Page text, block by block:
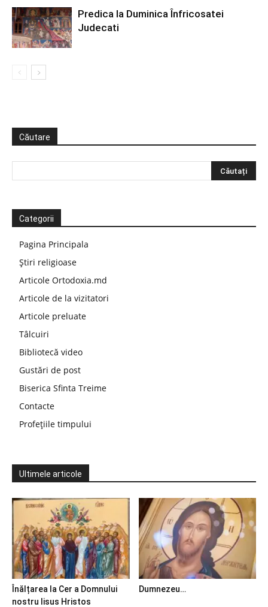
Predica la Duminica Înfricosatei
Judecati
Căutare
Categorii
Pagina Principala
Știri religioase
Articole Ortodoxia.md
Articole de la vizitatori
Articole preluate
Tâlcuiri
Bibliotecă video
Gustări de post
Biserica Sfinta Treime
Contacte
Profețiile timpului
Ultimele articole
Înălțarea la Cer a Domnului
nostru Iisus Hristos
Dumnezeu…